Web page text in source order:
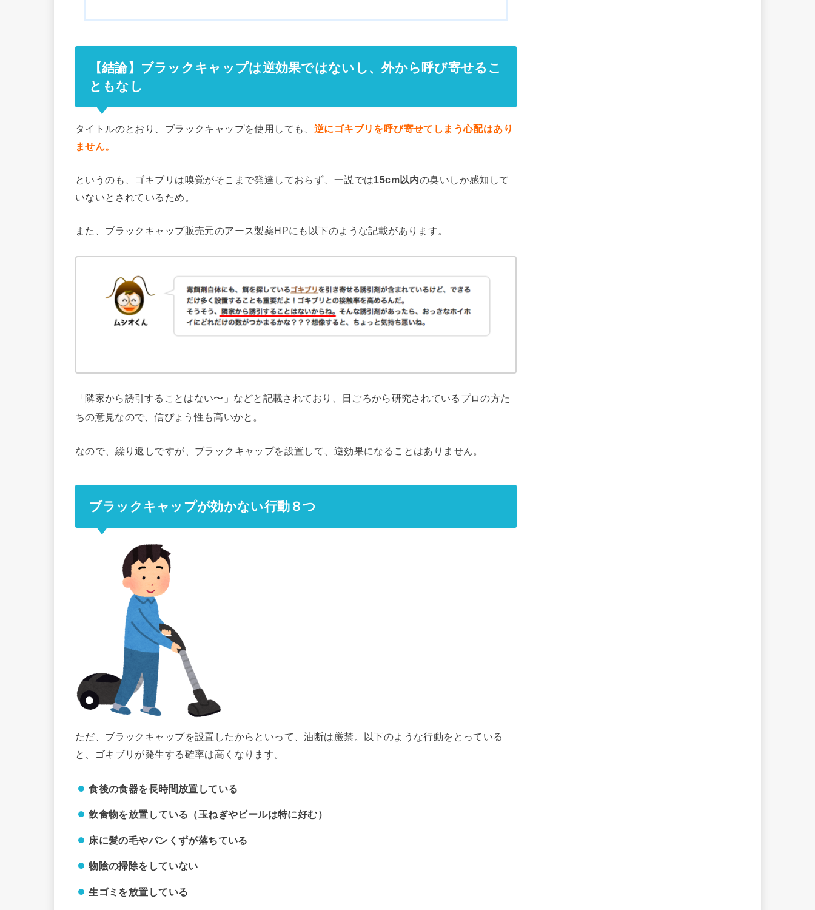
【結論】ブラックキャップは逆効果ではないし、外から呼び寄せるこ
ともなし
タイトルのとおり、ブラックキャップを使用しても、 逆にゴキブリを呼び寄せてしまう心配はあり
ません。
というのも、ゴキブリは嗅覚がそこまで発達しておらず、一説では15cm以内の臭いしか感知して
いないとされているため。
また、ブラックキャップ販売元のアース製薬HPにも以下のような記載があります。
「隣家から誘引することはない〜」などと記載されており、日ごろから研究されているプロの方た
ちの意見なので、信ぴょう性も高いかと。
なので、繰り返しですが、ブラックキャップを設置して、逆効果になることはありません。
ブラックキャップが効かない行動８つ
ただ、ブラックキャップを設置したからといって、油断は厳禁。以下のような行動をとっている
と、ゴキブリが発生する確率は高くなります。
食後の食器を長時間放置している
飲食物を放置している（玉ねぎやビールは特に好む）
床に髪の毛やパンくずが落ちている
物陰の掃除をしていない
生ゴミを放置している